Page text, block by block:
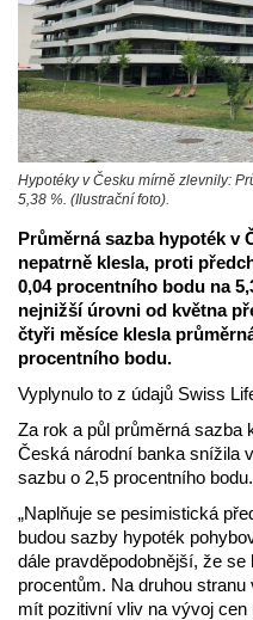
Hypotéky v Česku mírně zlevnily:
5,38 %. (Ilustrační foto).
Průměrná sazba hypoték v
nepatrně klesla, proti
0,04 procentního bodu na
nejnižší úrovni od května
čtyři měsíce klesla
procentního bodu.
Vyplynulo to z údajů Swiss
Za rok a půl průměrná sazba
Česká národní banka snížila
sazbu o 2,5 procentního bodu.
„Naplňuje se pesimistická
budou sazby hypoték
dále pravděpodobnější, že
procentům. Na druhou
mít pozitivní vliv na vývoj cen